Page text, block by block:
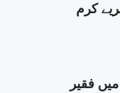
کرم
فقیر